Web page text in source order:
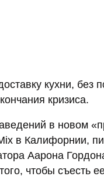
кухни, без
кризиса.
в новом
в Калифорнии,
Аарона
чтобы съесть